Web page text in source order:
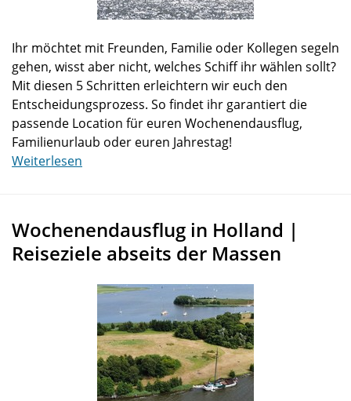
Ihr möchtet mit Freunden, Familie oder Kollegen segeln
gehen, wisst aber nicht, welches Schiff ihr wählen sollt?
Mit diesen 5 Schritten erleichtern wir euch den
Entscheidungsprozess. So findet ihr garantiert die
passende Location für euren Wochenendausflug,
Familienurlaub oder euren Jahrestag!
Weiterlesen
Wochenendausflug in Holland |
Reiseziele abseits der Massen